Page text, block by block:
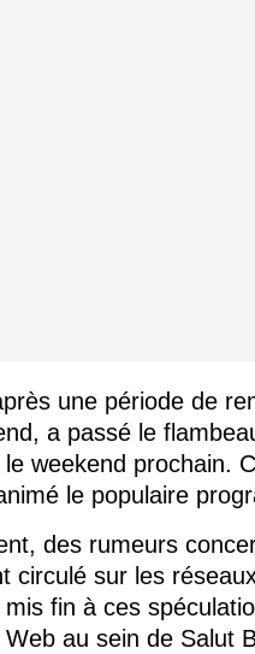
une période de
a passé le
weekend prochain.
le populaire
des rumeurs
circulé sur les
mis fin à ces
au sein de Salut